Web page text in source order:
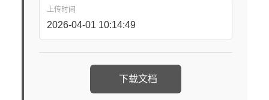
上传时间
2026-04-01 10:14:49
下载文档